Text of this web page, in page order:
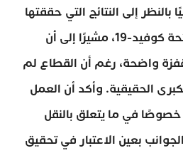
إلى النتائج التي حققتها
السياحة المغربية بعد جائحة كوفيد-19، مشيرًا إلى أن
واضحة، رغم أن القطاع لم
الحقيقية. وأكد أن العمل
خصوصًا في ما يتعلق بالنقل
بعين الاعتبار في تحقيق